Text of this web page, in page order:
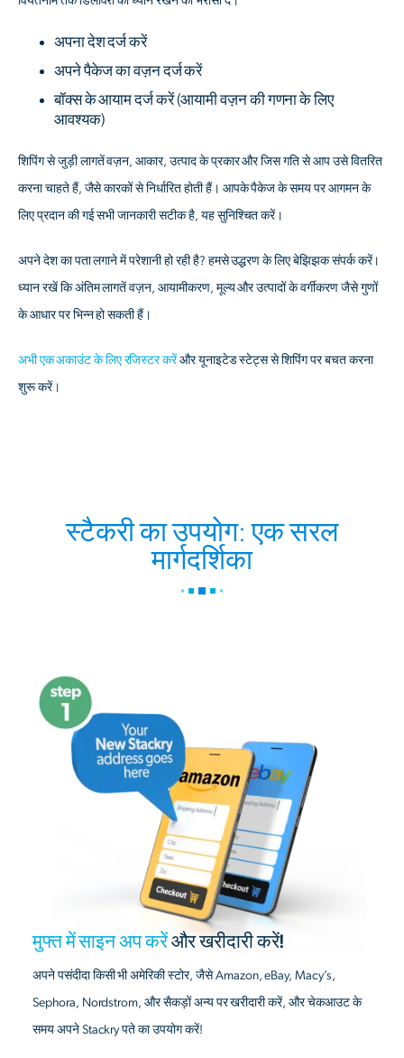
अपना देश दर्ज करें
अपने पैकेज का वज़न दर्ज करें
बॉक्स के आयाम दर्ज करें(आयामी वज़न की गणना के लिए
आवश्यक)
शिपिंग से जुड़ी लागतें वज़न, आकार, उत्पाद के प्रकार और जिस गति से आप उसे वितरित
करना चाहते हैं, जैसे कारकों से निर्धारित होती हैं। आपके पैकेज के समय पर आगमन के
लिए प्रदान की गई सभी जानकारी सटीक है, यह सुनिश्चित करें।
अपने देश का पता लगाने में परेशानी हो रही है? हमसे उद्धरण के लिए बेझिझक संपर्क करें।
ध्यान रखें कि अंतिम लागतें वज़न, आयामीकरण, मूल्य और उत्पादों के वर्गीकरण जैसे गुणों
के आधार पर भिन्न हो सकती हैं।
अभी एक अकाउंट के लिए रजिस्टर करेंऔर यूनाइटेड स्टेट्स से शिपिंग पर बचत करना
शुरू करें।
स्टैकरी का उपयोग: एक सरल
मार्गदर्शिका
मुफ्त में साइन अप करेंऔर खरीदारी करें!
अपने पसंदीदा किसी भी अमेरिकी स्टोर, जैसे Amazon, eBay, Macy’s,
Sephora, Nordstrom, और सैकड़ों अन्य पर खरीदारी करें, और चेकआउट के
समय अपने Stackry पते का उपयोग करें!